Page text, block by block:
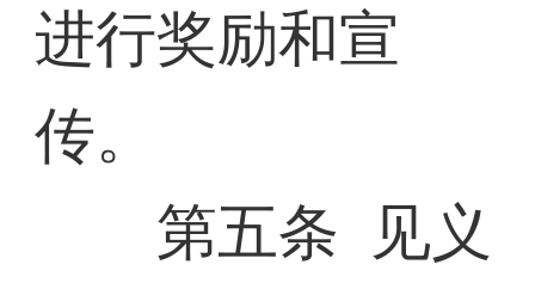
进行奖励和宣
传。
第五条 见义